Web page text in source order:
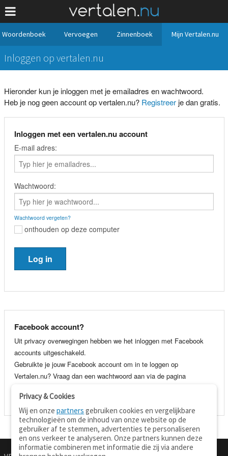
Woordenboek Vervoegen Zinnenboek Mijn Vertalen.nu
Inloggen op vertalen.nu
Hieronder kun je inloggen met je emailadres en wachtwoord.
Heb je nog geen account op vertalen.nu? Registreerje dan gratis.
Inloggen met een vertalen.nu account
E-mail adres:
Wachtwoord:
Wachtwoord vergeten?
onthouden op deze computer
Facebook account?
Uit privacy overwegingen hebben we het inloggen met Facebook
accounts uitgeschakeld.
Gebruikte je jouw Facebook account om in te loggen op
Vertalen.nu? Vraag dan een wachtwoord aan via de pagina
je e-mail adres en wachtwoord.
Privacy & Cookies
Wij en onzepartners gebruiken cookies en vergelijkbare
technologieën om de inhoud van onze website op de
gebruiker af te stemmen, advertenties te personaliseren
en ons verkeer te analyseren. Onze partners kunnen deze
informatie combineren met informatie die zij via andere